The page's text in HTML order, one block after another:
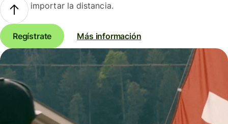
importar la distancia.
Regístrate Más información